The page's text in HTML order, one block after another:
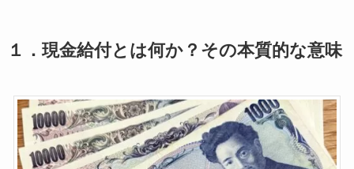
１．現金給付とは何か？その本質的な意味